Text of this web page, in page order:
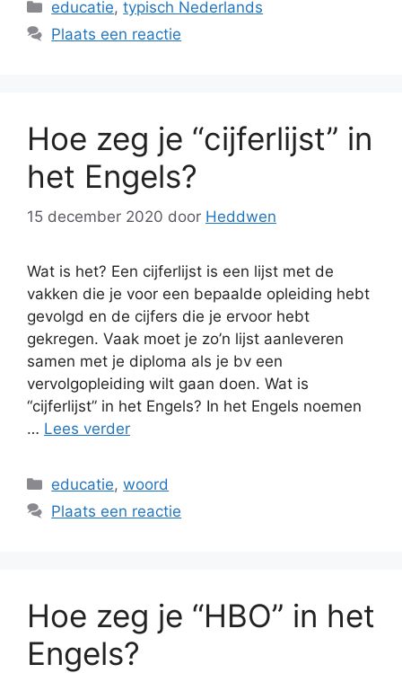
Categorieën
educatie,typisch Nederlands
Plaats een reactie
Hoe zeg je “cijferlijst” in
het Engels?
15 december 2020 door Heddwen
Wat is het? Een cijferlijst is een lijst met de
vakken die je voor een bepaalde opleiding hebt
gevolgd en de cijfers die je ervoor hebt
gekregen. Vaak moet je zo’n lijst aanleveren
samen met je diploma als je bv een
vervolgopleiding wilt gaan doen. Wat is
“cijferlijst” in het Engels? In het Engels noemen
… Lees verder
Categorieën
educatie,woord
Plaats een reactie
Hoe zeg je “HBO” in het
Engels?